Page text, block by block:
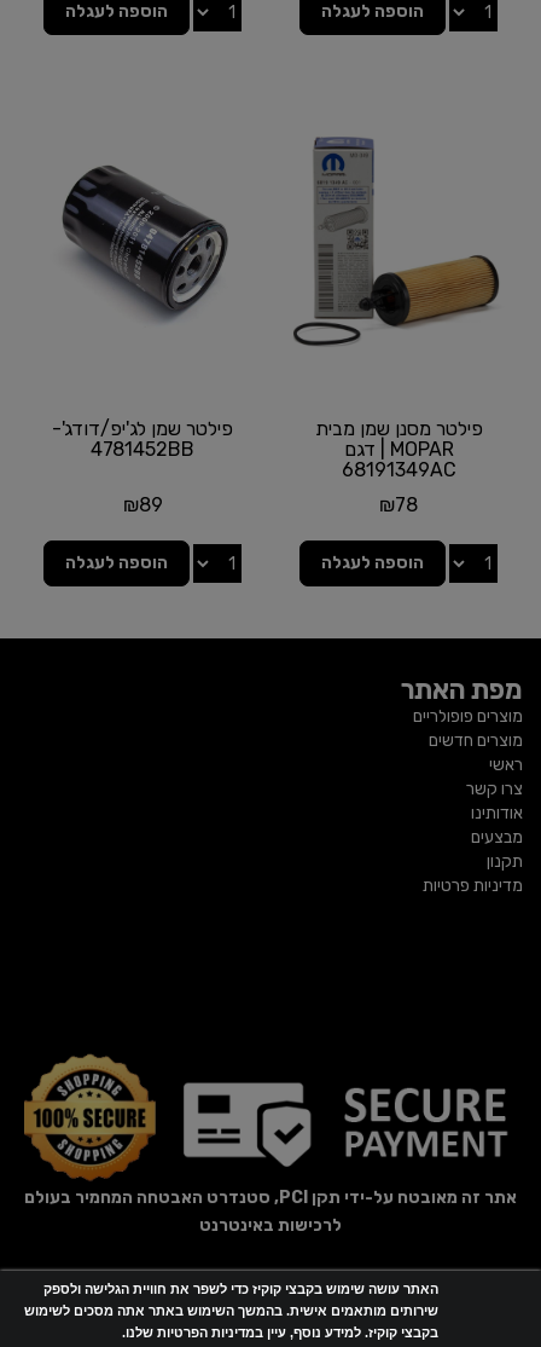
הוספה לעגלה הוספה לעגלה
פילטר מסנן שמן מבית
MOPAR | דגם
68191349AC
₪78
הוספה לעגלה
פילטר שמן לג'יפ/דודג'-
4781452BB
₪89
הוספה לעגלה
מפת האתר
מוצרים פופולריים
מוצרים חדשים
ראשי
צרו קשר
אודותינו
מבצעים
תקנון
מדיניות פרטיות
אתר זה מאובטח על-ידי תקן PCI, סטנדרט האבטחה המחמיר בעולם
לרכישות באינטרנט
האתר עושה שימוש בקבצי קוקיז כדי לשפר את חוויית הגלישה ולספק
שירותים מותאמים אישית. בהמשך השימוש באתר אתה מסכים לשימוש
בקבצי קוקיז. למידע נוסף, עיין במדיניות הפרטיות שלנו.